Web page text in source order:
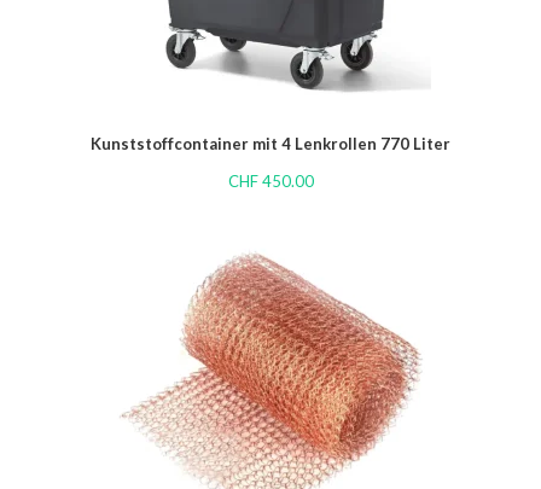
Kunststoffcontainer mit 4 Lenkrollen 770 Liter
CHF450.00